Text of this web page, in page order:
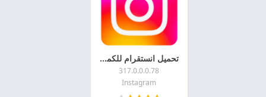
تحميل انستقرام للكمبيوتر Instagram 2027 التحديث الاخير
317.0.0.0.78
Instagram